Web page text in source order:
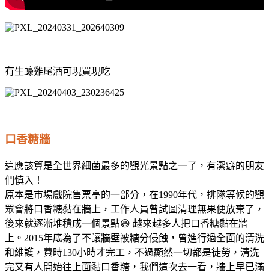
有生蠔雞尾酒可現買現吃
口香糖牆
這應該算是全世界細菌最多的觀光景點之一了，有潔癖的朋友
們慎入！
原本是市場戲院售票亭的一部分，在1990年代，排隊等候的觀
眾會將口香糖黏在牆上，工作人員曾試圖清理無果便放棄了，
後來就逐漸堆積成一個景點😆 越來越多人把口香糖黏在牆
上。2015年底為了不讓牆壁被糖分侵蝕，曾進行過全面的清洗
和維護，費時130小時才完工，不過顯然一切都是徒勞，清洗
完又有人開始往上面黏口香糖，我們這次去一看，牆上早已滿